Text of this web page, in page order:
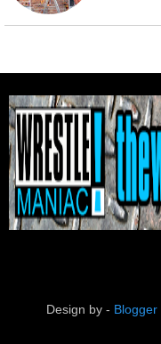
Design by - Blogger